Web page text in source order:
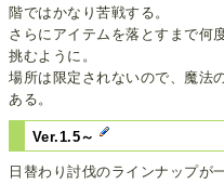
階ではかなり苦戦する。
さらにアイテムを落とすまで何
挑むように。
場所は限定されないので、魔法
ある。
Ver.1.5～
日替わり討伐のラインナップが